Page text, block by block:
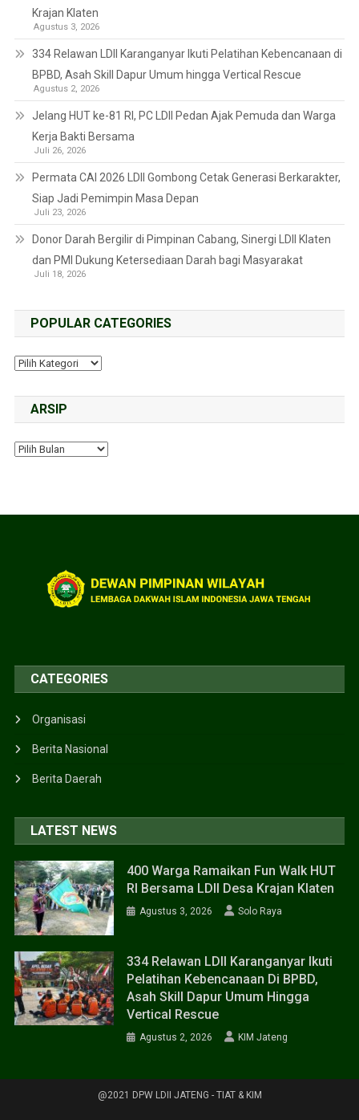
Krajan Klaten
Agustus 3, 2026
334 Relawan LDII Karanganyar Ikuti Pelatihan Kebencanaan di
BPBD, Asah Skill Dapur Umum hingga Vertical Rescue
Agustus 2, 2026
Jelang HUT ke-81 RI, PC LDII Pedan Ajak Pemuda dan Warga
Kerja Bakti Bersama
Juli 26, 2026
Permata CAI 2026 LDII Gombong Cetak Generasi Berkarakter,
Siap Jadi Pemimpin Masa Depan
Juli 23, 2026
Donor Darah Bergilir di Pimpinan Cabang, Sinergi LDII Klaten
dan PMI Dukung Ketersediaan Darah bagi Masyarakat
Juli 18, 2026
POPULAR CATEGORIES
ARSIP
CATEGORIES
Organisasi
Berita Nasional
Berita Daerah
LATEST NEWS
400 Warga Ramaikan Fun Walk HUT
RI Bersama LDII Desa Krajan Klaten
Agustus 3, 2026 Solo Raya
334 Relawan LDII Karanganyar Ikuti
Pelatihan Kebencanaan Di BPBD,
Asah Skill Dapur Umum Hingga
Vertical Rescue
Agustus 2, 2026 KIM Jateng
@2021 DPW LDII JATENG - TIAT & KIM